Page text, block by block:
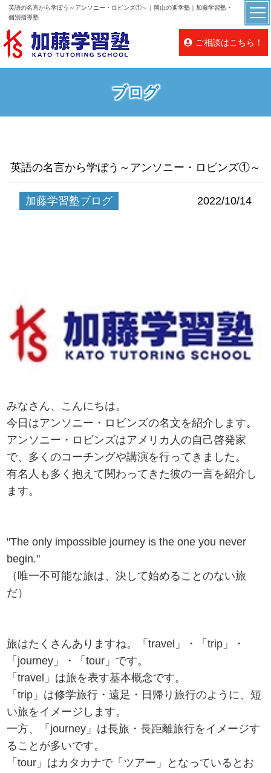
英語の名言から学ぼう～アンソニー・ロビンズ①～｜岡山の進学塾｜加藤学習塾・
個別指導塾
ご相談はこちら！
ブログ
英語の名言から学ぼう～アンソニー・ロビンズ①～
加藤学習塾ブログ 2022/10/14
みなさん、こんにちは。
今日はアンソニー・ロビンズの名文を紹介します。
アンソニー・ロビンズはアメリカ人の自己啓発家
で、多くのコーチングや講演を行ってきました。
有名人も多く抱えて関わってきた彼の一言を紹介し
ます。
"The only impossible journey is the one you never
begin."
（唯一不可能な旅は、決して始めることのない旅
だ）
旅はたくさんありますね。「travel」・「trip」・
「journey」・「tour」です。
「travel」は旅を表す基本概念です。
「trip」は修学旅行・遠足・日帰り旅行のように、短
い旅をイメージします。
一方、「journey」は長旅・長距離旅行をイメージす
ることが多いです。
「tour」はカタカナで「ツアー」となっているとお